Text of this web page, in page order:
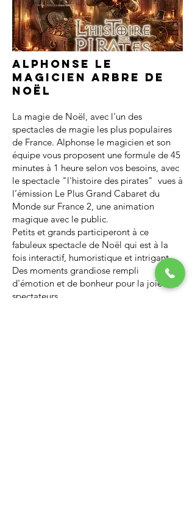
Alphonse le
magicien arbre de
noël
La magie de Noël, avec l'un des
spectacles de magie les plus populaires
de France. Alphonse le magicien et son
équipe vous proposent une formule de 45
minutes à 1 heure selon vos besoins, avec
le spectacle "l'histoire des pirates" vues à
l’émission Le Plus Grand Cabaret du
Monde sur France 2, une animation
magique avec le public.
Petits et grands participeront à ce
fabuleux spectacle de Noël qui est à la
fois interactif, humoristique et intrigant.
Des moments grandiose rempli
d'émotion et de bonheur pour la joie des
spectateurs.